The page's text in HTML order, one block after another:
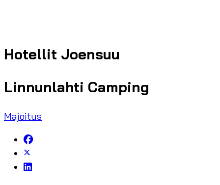
Hotellit Joensuu
Linnunlahti Camping
Majoitus